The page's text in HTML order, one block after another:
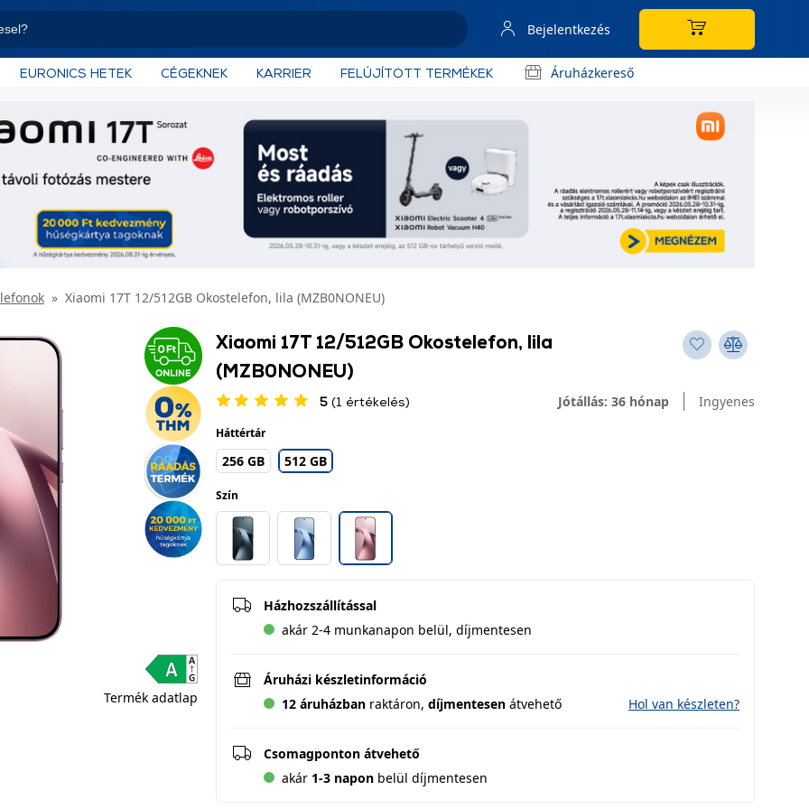
Bejelentkezés
EURONICS HETEK CÉGEKNEK KARRIER FELÚJÍTOTT TERMÉKEK Áruházkereső
Xiaomi 17T 12/512GB Okostelefon, lila (MZB0NONEU)
Termék adatlap
Xiaomi 17T 12/512GB Okostelefon, lila
(MZB0NONEU)
5 (1 értékelés) Jótállás: 36 hónap Ingyenes
Háttértár
256 GB 512 GB
Szín
Házhozszállítással
akár 2-4 munkanapon belül, díjmentesen
Áruházi készletinformáció
12 áruházban raktáron, díjmentesen átvehető Hol van készleten?
Csomagponton átvehető
akár 1-3 napon belül díjmentesen